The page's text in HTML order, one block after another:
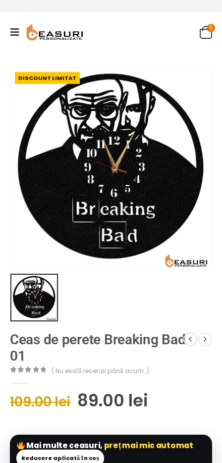
0
DISCOUNT LIMITAT
Ceas de perete Breaking Bad
01
( Nu există recenzii până acum. )
109.00lei 89.00 lei
Mai multe ceasuri, preț mai mic automat
Reducere aplicată în coș